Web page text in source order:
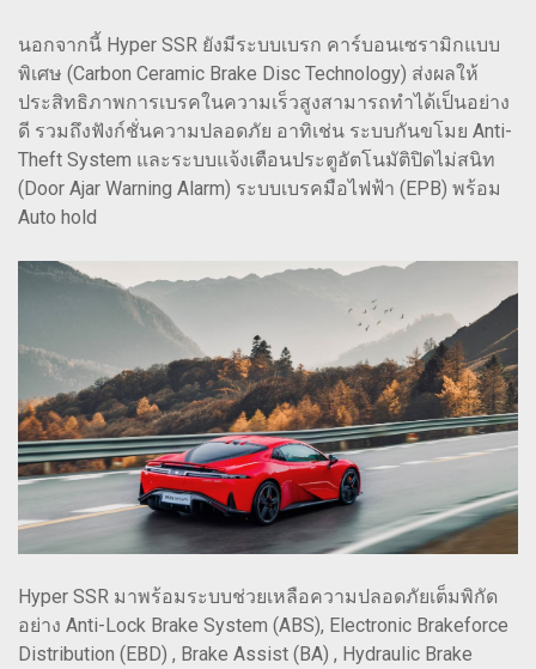
นอกจากนี้ Hyper SSR ยังมีระบบเบรก คาร์บอนเซรามิกแบบ
พิเศษ (Carbon Ceramic Brake Disc Technology) ส่งผลให้
ประสิทธิภาพการเบรคในความเร็วสูงสามารถทำได้เป็นอย่าง
ดี รวมถึงฟังก์ชั่นความปลอดภัย อาทิเช่น ระบบกันขโมย Anti-
Theft System และระบบแจ้งเตือนประตูอัตโนมัติปิดไม่สนิท
(Door Ajar Warning Alarm) ระบบเบรคมือไฟฟ้า (EPB) พร้อม
Auto hold
Hyper SSR มาพร้อมระบบช่วยเหลือความปลอดภัยเต็มพิกัด
อย่าง Anti-Lock Brake System (ABS), Electronic Brakeforce
Distribution (EBD) , Brake Assist (BA) , Hydraulic Brake